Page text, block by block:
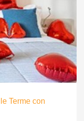
Terme con